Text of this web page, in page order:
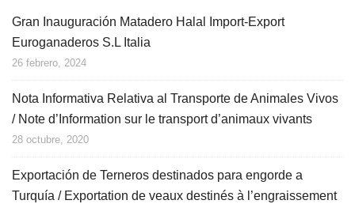
Gran Inauguración Matadero Halal Import-Export
Euroganaderos S.L Italia
26 febrero, 2024
Nota Informativa Relativa al Transporte de Animales Vivos
/ Note d’Information sur le transport d’animaux vivants
28 octubre, 2020
Exportación de Terneros destinados para engorde a
Turquía / Exportation de veaux destinés à l’engraissement